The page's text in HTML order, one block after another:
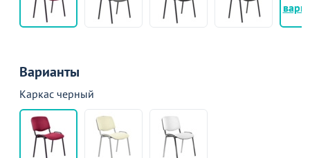
Варианты
Каркас черный